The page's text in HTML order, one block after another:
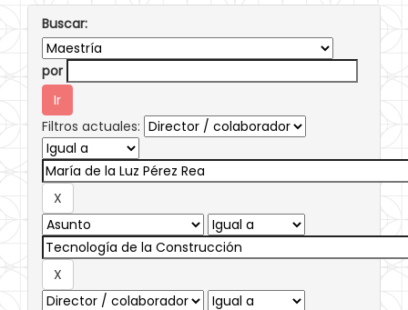
Buscar:
por
Filtros actuales: